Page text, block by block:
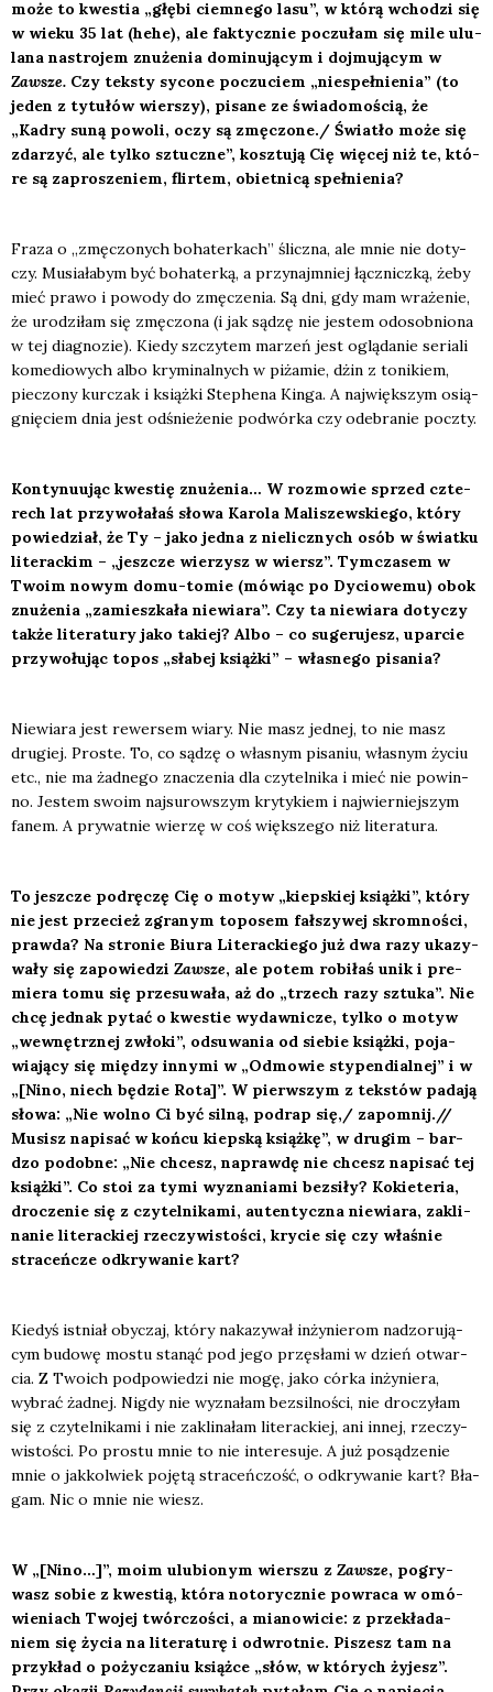
może to kwe­stia „głę­bi ciem­ne­go lasu”, w któ­rą wcho­dzi się
w wie­ku 35 lat (hehe), ale fak­tycz­nie poczu­łam się mile ulu­
la­na nastro­jem znu­że­nia domi­nu­ją­cym i doj­mu­ją­cym w
Zawsze. Czy tek­sty syco­ne poczu­ciem „nie­speł­nie­nia” (to
jeden z tytu­łów wier­szy), pisa­ne ze świa­do­mo­ścią, że
„Kadry suną powo­li, oczy są zmęczone./ Świa­tło może się
zda­rzyć, ale tyl­ko sztucz­ne”, kosz­tu­ją Cię wię­cej niż te, któ­
re są zapro­sze­niem, flir­tem, obiet­ni­cą speł­nie­nia?
Fra­za o „zmę­czo­nych boha­ter­kach” ślicz­na, ale mnie nie doty­
czy. Musia­ła­bym być boha­ter­ką, a przy­naj­mniej łącz­nicz­ką, żeby
mieć pra­wo i powo­dy do zmę­cze­nia. Są dni, gdy mam wra­że­nie,
że uro­dzi­łam się zmę­czo­na (i jak sądzę nie jestem odosob­nio­na
w tej dia­gno­zie). Kie­dy szczy­tem marzeń jest oglą­da­nie seria­li
kome­dio­wych albo kry­mi­nal­nych w piża­mie, dżin z toni­kiem,
pie­czo­ny kur­czak i książ­ki Ste­phe­na Kin­ga. A naj­więk­szym osią­
gnię­ciem dnia jest odśnie­że­nie podwór­ka czy ode­bra­nie pocz­ty.
Kon­ty­nu­ując kwe­stię znu­że­nia… W roz­mo­wie sprzed czte­
rech lat przy­wo­ła­łaś sło­wa Karo­la Mali­szew­skie­go, któ­ry
powie­dział, że Ty – jako jed­na z nie­licz­nych osób w świat­ku
lite­rac­kim – „jesz­cze wie­rzysz w wiersz”. Tym­cza­sem w
Two­im nowym domu-tomie (mówiąc po Dycio­we­mu) obok
znu­że­nia „zamiesz­ka­ła nie­wia­ra”. Czy ta nie­wia­ra doty­czy
tak­że lite­ra­tu­ry jako takiej? Albo – co suge­ru­jesz, upar­cie
przy­wo­łu­jąc topos „sła­bej książ­ki” – wła­sne­go pisa­nia?
Nie­wia­ra jest rewer­sem wia­ry. Nie masz jed­nej, to nie masz
dru­giej. Pro­ste. To, co sądzę o wła­snym pisa­niu, wła­snym życiu
etc., nie ma żad­ne­go zna­cze­nia dla czy­tel­ni­ka i mieć nie powin­
no. Jestem swo­im naj­su­row­szym kry­ty­kiem i naj­wier­niej­szym
fanem. A pry­wat­nie wie­rzę w coś więk­sze­go niż lite­ra­tu­ra.
To jesz­cze podrę­czę Cię o motyw „kiep­skiej książ­ki”, któ­ry
nie jest prze­cież zgra­nym topo­sem fał­szy­wej skrom­no­ści,
praw­da? Na stro­nie Biu­ra Lite­rac­kie­go już dwa razy uka­zy­
wa­ły się zapo­wie­dzi Zawsze, ale potem robi­łaś unik i pre­
mie­ra tomu się prze­su­wa­ła, aż do „trzech razy sztu­ka”. Nie
chcę jed­nak pytać o kwe­stie wydaw­ni­cze, tyl­ko o motyw
„wewnętrz­nej zwło­ki”, odsu­wa­nia od sie­bie książ­ki, poja­
wia­ją­cy się mię­dzy inny­mi w „Odmo­wie sty­pen­dial­nej” i w
„[Nino, niech będzie Rota]”. W pierw­szym z tek­stów pada­ją
sło­wa: „Nie wol­no Ci być sil­ną, podrap się,/ zapomnij.//
Musisz napi­sać w koń­cu kiep­ską książ­kę”, w dru­gim – bar­
dzo podob­ne: „Nie chcesz, napraw­dę nie chcesz napi­sać tej
książ­ki”. Co stoi za tymi wyzna­nia­mi bez­si­ły? Kokie­te­ria,
dro­cze­nie się z czy­tel­ni­ka­mi, auten­tycz­na nie­wia­ra, zakli­
na­nie lite­rac­kiej rze­czy­wi­sto­ści, kry­cie się czy wła­śnie
stra­ceń­cze odkry­wa­nie kart?
Kie­dyś ist­niał oby­czaj, któ­ry naka­zy­wał inży­nie­rom nad­zo­ru­ją­
cym budo­wę mostu sta­nąć pod jego przę­sła­mi w dzień otwar­
cia. Z Two­ich pod­po­wie­dzi nie mogę, jako cór­ka inży­nie­ra,
wybrać żad­nej. Nigdy nie wyzna­łam bez­sil­no­ści, nie dro­czy­łam
się z czy­tel­ni­ka­mi i nie zakli­na­łam lite­rac­kiej, ani innej, rze­czy­
wi­sto­ści. Po pro­stu mnie to nie inte­re­su­je. A już posą­dze­nie
mnie o jak­kol­wiek poję­tą stra­ceń­czość, o odkry­wa­nie kart? Bła­
gam. Nic o mnie nie wiesz.
W „[Nino…]”, moim ulu­bio­nym wier­szu z Zawsze, pogry­
wasz sobie z kwe­stią, któ­ra noto­rycz­nie powra­ca w omó­
wie­niach Two­jej twór­czo­ści, a mia­no­wi­cie: z prze­kła­da­
niem się życia na lite­ra­tu­rę i odwrot­nie. Piszesz tam na
przy­kład o poży­cza­niu książ­ce „słów, w któ­rych żyjesz”.